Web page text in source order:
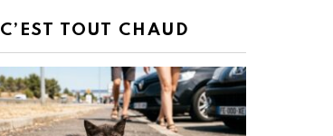
C’EST TOUT CHAUD